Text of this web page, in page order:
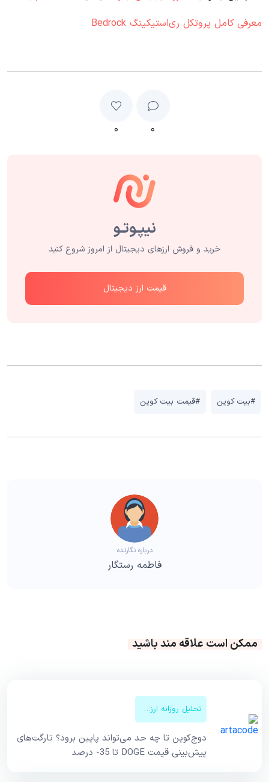
معرفی کامل پروتکل ری‌استیکینگ Bedrock
۰ ۰
خرید و فروش ارزهای دیجیتال از امروز شروع کنید
قیمت ارز دیجیتال
#بیت کوین #قیمت بیت کوین
درباره نگارنده
فاطمه رستگار
ممکن است علاقه مند باشید
تحلیل روزانه ارزهای دیجیتال
دوج‌کوین تا چه حد می‌تواند پایین برود؟ تارگت‌های
پیش‌بینی قیمت DOGE تا 35- درصد